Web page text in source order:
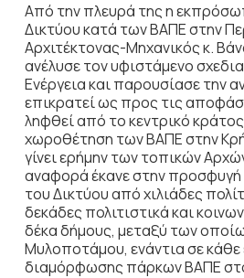
Από την πλευρά της η
Δικτύου κατά των ΒΑΠΕ στην
Αρχιτέκτονας-Μηχανικός κ.
ανέλυσε τον υφιστάμενο
Ενέργεια και παρουσίασε την
επικρατεί ως προς τις
ληφθεί από το κεντρικό κράτος
χωροθέτηση των ΒΑΠΕ στην
γίνει ερήμην των τοπικών
αναφορά έκανε στην προσφυγή
του Δικτύου από χιλιάδες
δεκάδες πολιτιστικά και
δέκα δήμους, μεταξύ των
Μυλοποτάμου, ενάντια σε κάθε
διαμόρφωσης πάρκων ΒΑΠΕ